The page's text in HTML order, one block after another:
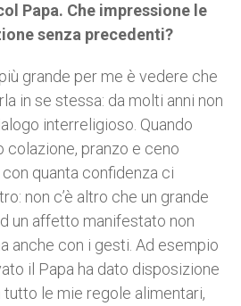
Papa. Che impressione le
senza precedenti?
grande per me è vedere che
in se stessa: da molti anni non
interreligioso. Quando
colazione, pranzo e ceno
quanta confidenza ci
non c’è altro che un grande
un affetto manifestato non
anche con i gesti. Ad esempio
il Papa ha dato disposizione
le mie regole alimentari,